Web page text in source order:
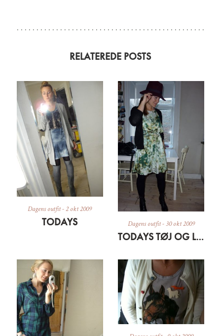
RELATEREDE POSTS
Dagens outfit-2 okt 2009
TODAYS Dagens outfit-30 okt 2009
TODAYS TØJ OG LIDT OM EN SILKESÆL